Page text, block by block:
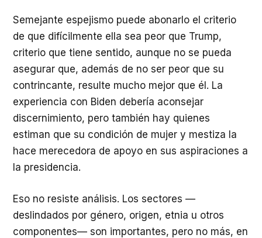
Semejante espejismo puede abonarlo el criterio
de que difícilmente ella sea peor que Trump,
criterio que tiene sentido, aunque no se pueda
asegurar que, además de no ser peor que su
contrincante, resulte mucho mejor que él. La
experiencia con Biden debería aconsejar
discernimiento, pero también hay quienes
estiman que su condición de mujer y mestiza la
hace merecedora de apoyo en sus aspiraciones a
la presidencia.
Eso no resiste análisis. Los sectores —
deslindados por género, origen, etnia u otros
componentes— son importantes, pero no más, en